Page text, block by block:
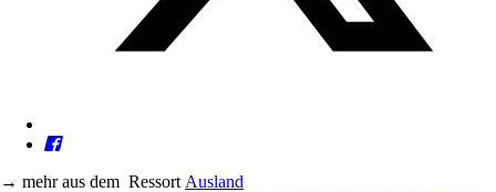
→ mehr aus dem Ressort Ausland